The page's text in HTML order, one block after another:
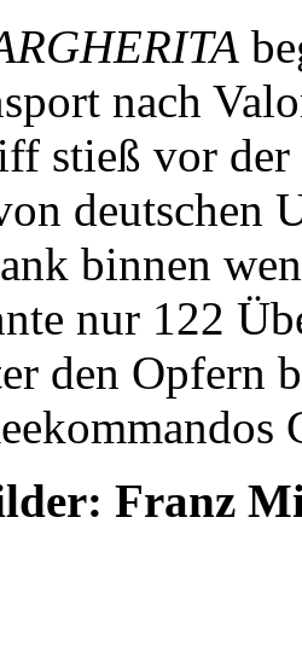
nach
stieß vor
deutschen
binnen
nur 122
den Opfern
Franz